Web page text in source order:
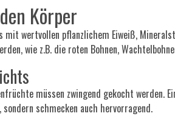
Körper
wertvollen pflanzlichem Eiweiß,
wie z.B. die roten Bohnen,
müssen zwingend gekocht werden.
schmecken auch hervorragend.